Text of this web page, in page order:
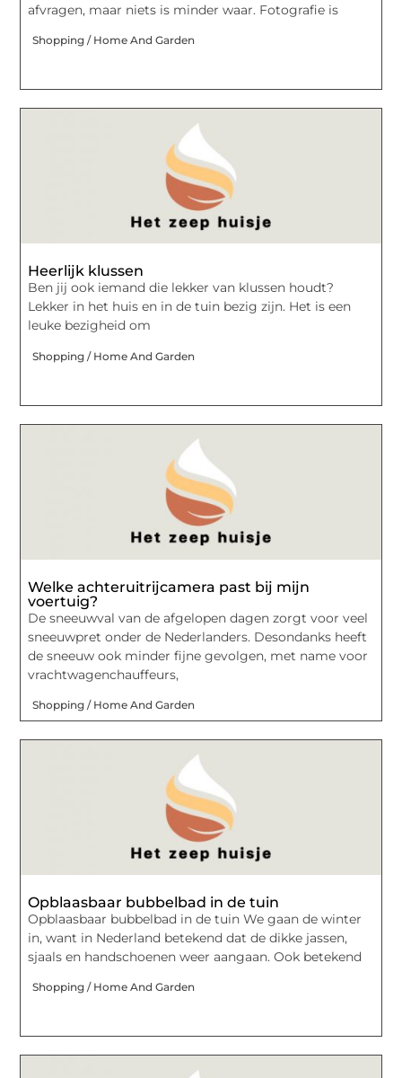
afvragen, maar niets is minder waar. Fotografie is
Shopping / Home And Garden
Heerlijk klussen
Ben jij ook iemand die lekker van klussen houdt?
Lekker in het huis en in de tuin bezig zijn. Het is een
leuke bezigheid om
Shopping / Home And Garden
Welke achteruitrijcamera past bij mijn
voertuig?
De sneeuwval van de afgelopen dagen zorgt voor veel
sneeuwpret onder de Nederlanders. Desondanks heeft
de sneeuw ook minder fijne gevolgen, met name voor
vrachtwagenchauffeurs,
Shopping / Home And Garden
Opblaasbaar bubbelbad in de tuin
Opblaasbaar bubbelbad in de tuin We gaan de winter
in, want in Nederland betekend dat de dikke jassen,
sjaals en handschoenen weer aangaan. Ook betekend
Shopping / Home And Garden